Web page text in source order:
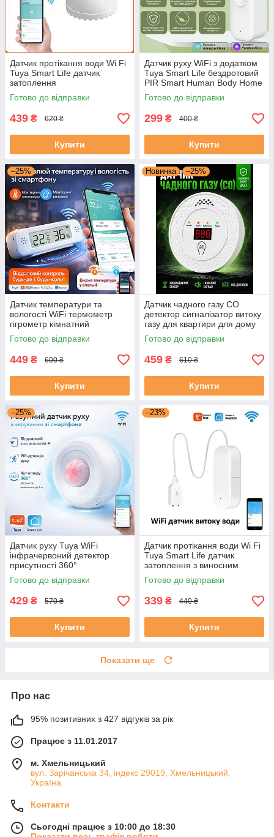
Датчик протікання води Wi Fi
Tuya Smart Life датчик
затоплення
Готово до відправки
439 ₴ 620 ₴
Купити
Датчик руху WiFi з додатком
Tuya Smart Life бездротовий
PIR Smart Human Body Home
Готово до відправки
299 ₴ 400 ₴
Купити
–25%
Датчик температури та
вологості WiFi термометр
гігрометр кімнатний
градусник для дому з
циферблатом з підтримкою
Готово до відправки
449 ₴ 600 ₴
Купити
Новинка –25%
Датчик чадного газу CO
детектор сигналізатор витоку
газу для квартири для дому
побутовий на батарейках із
сигналізацією
Готово до відправки
459 ₴ 610 ₴
Купити
–25%
Датчик руху Tuya WiFi
інфрачервоний детектор
присутності 360°
безпровідний міні сенсор
руху PIR зі сповіщенням на
Готово до відправки
429 ₴ 570 ₴
Купити
–23%
Датчик протікання води Wi Fi
Tuya Smart Life датчик
затоплення з виносним
детектором води
Готово до відправки
339 ₴ 440 ₴
Купити
Показати ще
Про нас
95% позитивних з 427 відгуків за рік
Працює з 11.01.2017
м. Хмельницький
вул. Зарічанська 34, індекс 29019, Хмельницький,
Україна
Контакти
Сьогодні працює з 10:00 до 18:30